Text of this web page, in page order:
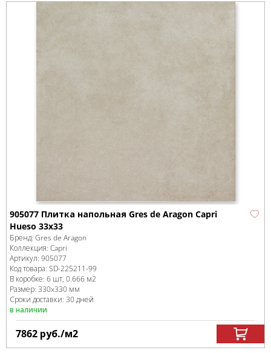
905077 Плитка напольная Gres de Aragon Capri
Hueso 33x33
Бренд: Gres de Aragon
Коллекция: Capri
Артикул: 905077
Код товара: SD-225211-99
В коробке: 6 шт, 0.666 м2
Размер: 330x330 мм
Сроки доставки: 30 дней
в наличии
7862 руб./м2